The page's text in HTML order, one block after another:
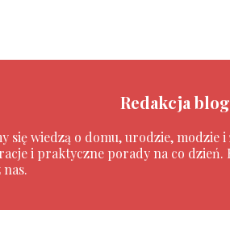
Redakcja
się wiedzą o domu, urodzie, modzie
i praktyczne porady na co dzień.